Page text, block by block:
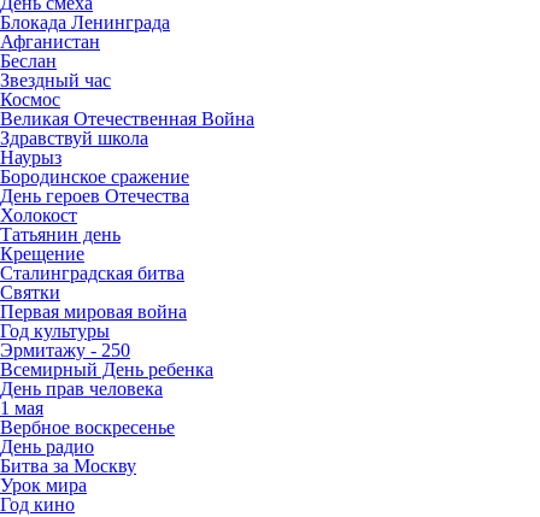
Блокада Ленинграда
Афганистан
Беслан
Звездный час
Космос
Великая Отечественная Война
Здравствуй школа
Наурыз
Бородинское сражение
День героев Отечества
Холокост
Татьянин день
Крещение
Сталинградская битва
Святки
Первая мировая война
Год культуры
Эрмитажу - 250
Всемирный День ребенка
День прав человека
1 мая
Вербное воскресенье
День радио
Битва за Москву
Урок мира
Год кино